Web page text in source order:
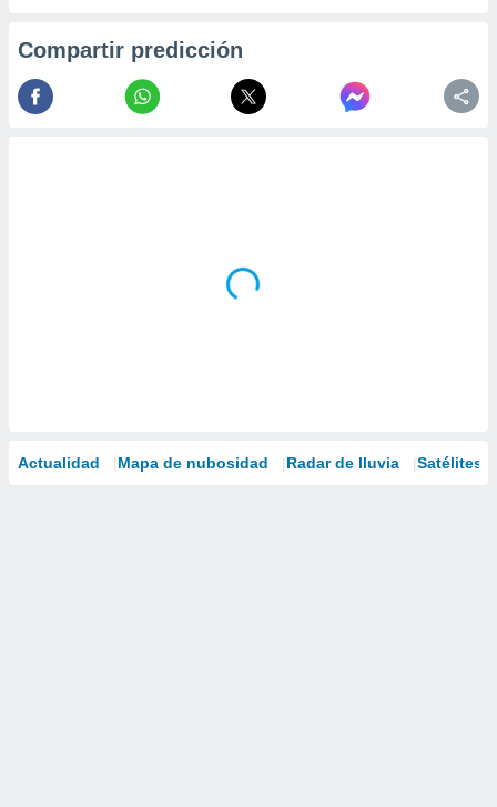
Compartir predicción
Actualidad Mapa de nubosidad Radar de lluvia Satélites